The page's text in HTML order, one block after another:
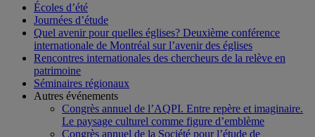
Écoles d’été
Journées d’étude
Quel avenir pour quelles églises? Deuxième conférence
internationale de Montréal sur l’avenir des églises
Rencontres internationales des chercheurs de la relève en
patrimoine
Séminaires régionaux
Autres événements
Congrès annuel de l’AQPI. Entre repère et imaginaire.
Le paysage culturel comme figure d’emblème
Congrès annuel de la Société pour l’étude de